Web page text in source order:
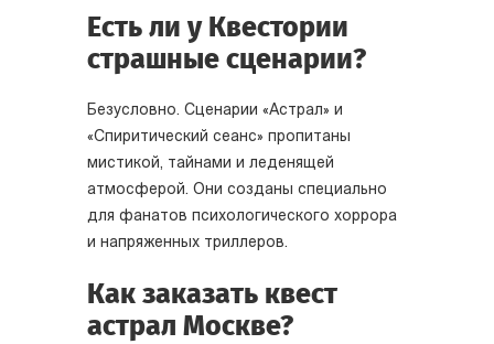
Есть ли у Квестории
страшные сценарии?
Безусловно. Сценарии «Астрал» и
«Спиритический сеанс» пропитаны
мистикой, тайнами и леденящей
атмосферой. Они созданы специально
для фанатов психологического хоррора
и напряженных триллеров.
Как заказать квест
астрал Москве?